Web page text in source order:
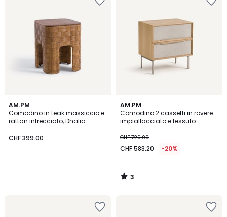
AM.PM
Comodino in teak massiccio e
rattan intrecciato, Dhalia
CHF 399.00
AM.PM
Comodino 2 cassetti in rovere
impiallacciato e tessuto
CHF 729.00
CHF 583.20 -20%
3
/
5
3
/